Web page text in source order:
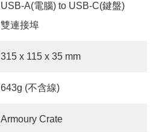
USB-A(電腦) to USB-C(鍵盤)
雙連接埠
315 x 115 x 35 mm
643g (不含線)
Armoury Crate